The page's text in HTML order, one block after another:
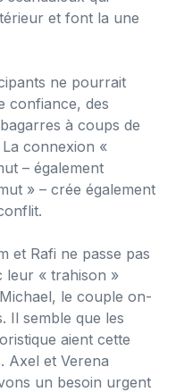
et font la une
ne pourrait
confiance, des
à coups de
connexion «
– également
» – crée également
et Rafi ne passe pas
leur « trahison »
le couple on-
Il semble que les
aient cette
Axel et Verena
un besoin urgent